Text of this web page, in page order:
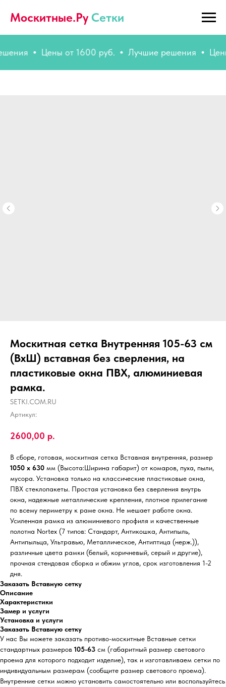
Москитные.Ру Сетки
Цены от 1600 руб. Лучшие решения Цены от
Москитная сетка Внутренняя 105-63 см
(ВхШ) вставная без сверления, на
пластиковые окна ПВХ, алюминиевая
рамка.
SETKI.COM.RU
Артикул:
2600,00 р.
В сборе, готовая, москитная сетка Вставная внутренняя, размер
1050 х 630 мм (Высота:Ширина габарит) от комаров, пуха, пыли,
мусора. Установка только на классические пластиковые окна,
ПВХ стеклопакеты. Простая установка без сверления внутрь
окна, надежные металлические крепления, плотное прилегание
по всему периметру к раме окна. Не мешает работе окна.
Усиленная рамка из алюминиевого профиля и качественные
полотна Nortex (7 типов: Стандарт, Антикошка, Антипыль,
Антипыльца, Ультравью, Металлическое, Антиптица (нерж.)),
различные цвета рамки (белый, коричневый, серый и другие),
прочная стендовая сборка и обжим углов, срок изготовления 1-2
дня.
Заказать Вставную сетку
Описание
Характеристики
Замер и услуги
Установка и услуги
Заказать Вставную сетку
У нас Вы можете заказать противо-москитные Вставные сетки
стандартных размеров 105-63 см (габаритный размер светового
проема для которого подходит изделие), так и изготавливаем сетки по
индивидуальным размерам (сообщите размер светового проема).
Внутренние сетки можно установить самостоятельно или воспользуйтесь